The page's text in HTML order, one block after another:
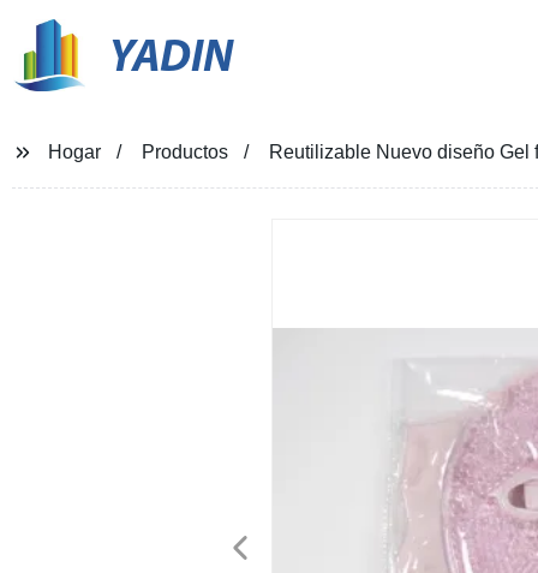
YADIN
Hogar Productos Reutilizable Nuevo diseño Gel